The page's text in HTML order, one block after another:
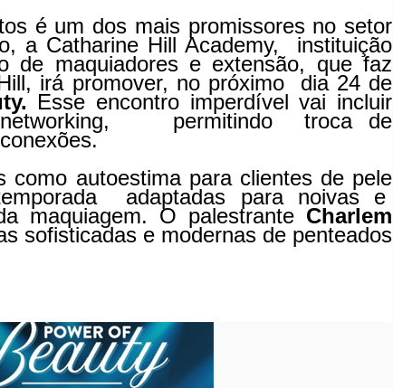
é um dos mais promissores no setor
a Catharine Hill Academy, instituição
de maquiadores e extensão, que faz
, irá promover, no próximo dia 24 de
Esse encontro imperdível vai incluir
permitindo troca de
como autoestima para clientes de pele
adaptadas para noivas e
maquiagem. O palestrante Charlem
sofisticadas e modernas de penteados